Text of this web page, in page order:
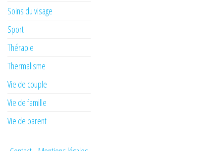
Soins du visage
Sport
Thérapie
Thermalisme
Vie de couple
Vie de famille
Vie de parent